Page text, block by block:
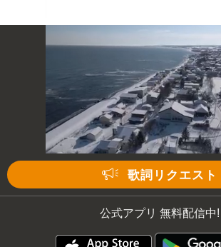
歌詞リクエスト
公式アプリ 無料配信中!